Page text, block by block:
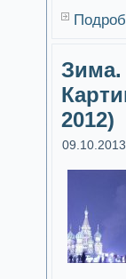
Зима.
2012)